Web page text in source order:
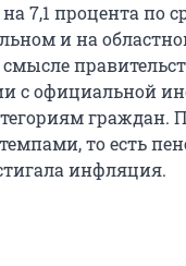
7,1 процента по
и на
с официальной
граждан.
то есть
инфляция.